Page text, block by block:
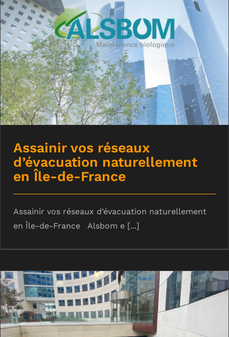
Assainir vos réseaux d’évacuation
naturellement en Île-de-France
Assainir vos réseaux
d’évacuation naturellement
en Île-de-France
Assainir vos réseaux d’évacuation naturellement
en Île-de-France Alsbom e [...]